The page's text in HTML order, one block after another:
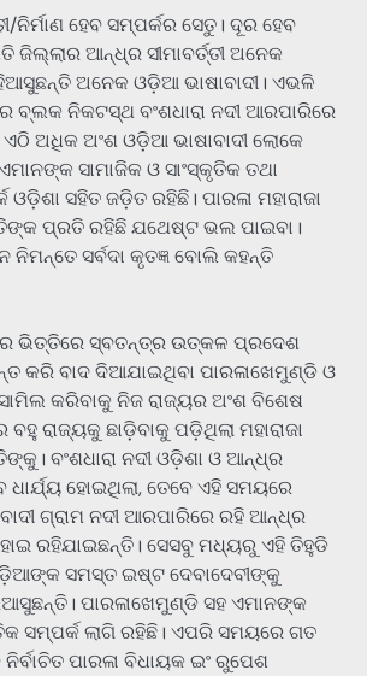
ନିର୍ମାଣ ହେବ ସମ୍ପର୍କର ସେତୁ। ଦୂର ହେବ
ଆନ୍ଧ୍ର ସୀମାବର୍ତ୍ତୀ ଅନେକ
ଅନେକ ଓଡ଼ିଆ ଭାଷାବାଦୀ। ଏଭଳି
ବ୍ଲକ ନିକଟସ୍ଥ ବଂଶଧାରା ନଦୀ ଆରପାରିରେ
ଅଧିକ ଅଂଶ ଓଡ଼ିଆ ଭାଷାବାଦୀ ଲୋକେ
ସାମାଜିକ ଓ ସାଂସ୍କୃତିକ ତଥା
ସ‌ହିତ ଜଡ଼ିତ ରହିଛି। ପାରଳା ମହାରାଜା
ପ୍ରତି ରହିଛି ଯଥେଷ୍ଟ ଭଲ ପାଇବା।
ନିମନ୍ତେ ସର୍ବଦା କୃତଜ୍ଞ ବୋଲି କହନ୍ତି
ଭିତ୍ତିରେ ସ୍ବତନ୍ତ୍ର ଉତ୍କଳ ପ୍ରଦେଶ
କରି ବାଦ ଦିଆଯାଇଥିବା ପାରଳାଖେମୁଣ୍ଡି ଓ
କରିବାକୁ ନିଜ ରାଜ୍ୟର ଅଂଶ ବିଶେଷ
ରାଜ୍ୟକୁ ଛାଡ଼ିବାକୁ ପଡ଼ିଥିଲା ମହାରାଜା
ବଂଶଧାରା ନଦୀ ଓଡ଼ିଶା ଓ ଆନ୍ଧ୍ର
ଧାର୍ଯ୍ୟ ହୋଇଥିଲା, ତେବେ ଏହି ସମୟରେ
ଗ୍ରାମ ନଦୀ ଆରପାରିରେ ରହି ଆନ୍ଧ୍ର
ରହିଯାଇଛନ୍ତି। ସେସବୁ ମଧ୍ୟରୁ ଏହି ତିହୁଡି
ସମସ୍ତ ଇଷ୍ଟ ଦେବାଦେବୀଙ୍କୁ
ପାରଳାଖେମୁଣ୍ଡି ସହ ଏମାନଙ୍କ
ସମ୍ପର୍କ ଲାଗି ରହିଛି। ଏପରି ସମୟରେ ଗତ
ପାରଳା ବିଧାୟକ ଇଂ ରୁପେଶ